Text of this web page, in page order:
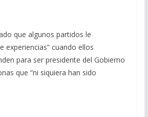
que algunos partidos le
experiencias” cuando ellos
para ser presidente del Gobierno
que “ni siquiera han sido